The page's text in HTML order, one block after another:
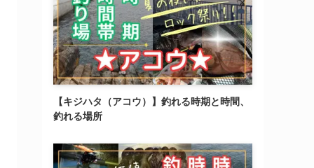
【キジハタ（アコウ）】釣れる時期と時間、
釣れる場所